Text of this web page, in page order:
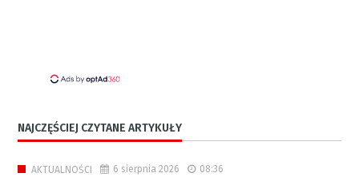
NAJCZĘŚCIEJ CZYTANE ARTYKUŁY
AKTUALNOŚCI 6 sierpnia 2026 08:36